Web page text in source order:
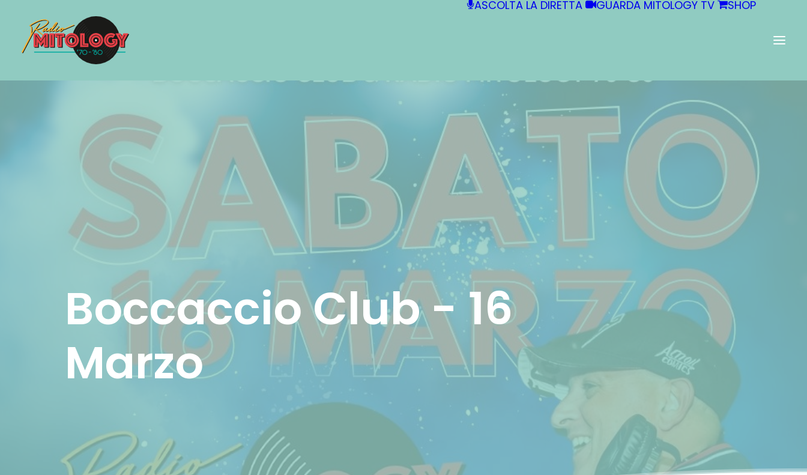
ASCOLTA LA DIRETTA GUARDA MITOLOGY TV SHOP
Boccaccio Club - 16
Marzo